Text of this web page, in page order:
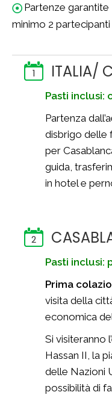
Partenze garantite
minimo 2 partecipanti
1 ITALIA/
Pasti inclusi:
Partenza
disbrigo delle
per
guida,
in hotel e
2
Pasti inclusi:
Prima
visita della
economica
Si visiteranno
Hassan II, la
delle Nazioni
possibilità di